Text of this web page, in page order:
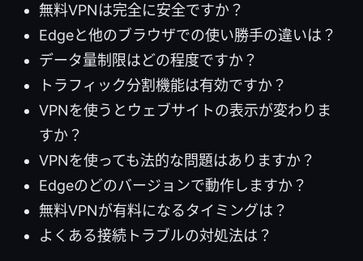
無料VPNは完全に安全ですか？
Edgeと他のブラウザでの使い勝手の違いは？
データ量制限はどの程度ですか？
トラフィック分割機能は有効ですか？
VPNを使うとウェブサイトの表示が変わりま
すか？
VPNを使っても法的な問題はありますか？
Edgeのどのバージョンで動作しますか？
無料VPNが有料になるタイミングは？
よくある接続トラブルの対処法は？